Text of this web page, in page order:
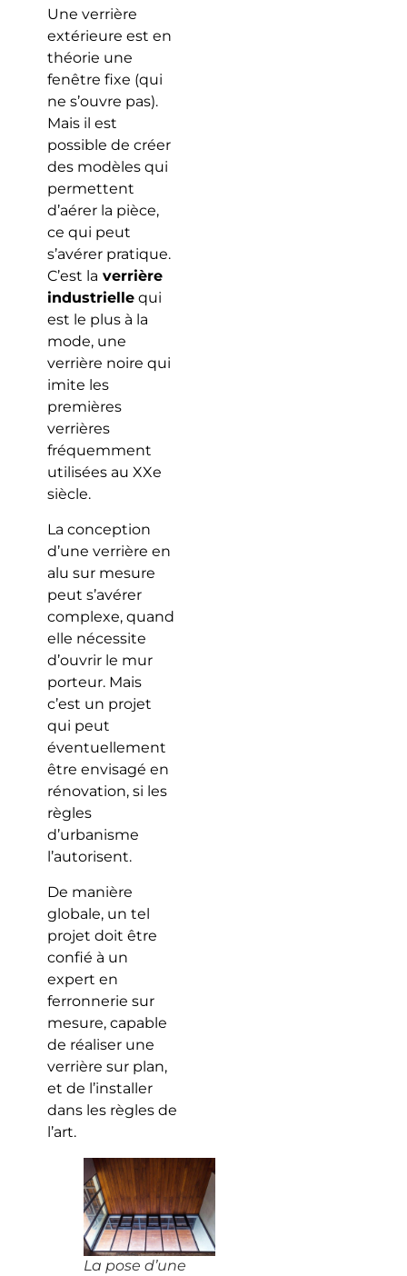
Une verrière
extérieure est en
théorie une
fenêtre fixe (qui
ne s’ouvre pas).
Mais il est
possible de créer
des modèles qui
permettent
d’aérer la pièce,
ce qui peut
s’avérer pratique.
C’est la verrière
industriellequi
est le plus à la
mode, une
verrière noire qui
imite les
premières
verrières
fréquemment
utilisées au XXe
siècle.
La conception
d’une verrière en
alu sur mesure
peut s’avérer
complexe, quand
elle nécessite
d’ouvrir le mur
porteur. Mais
c’est un projet
qui peut
éventuellement
être envisagé en
rénovation, si les
règles
d’urbanisme
l’autorisent.
De manière
globale, un tel
projet doit être
confié à un
expert en
ferronnerie sur
mesure, capable
de réaliser une
verrière sur plan,
et de l’installer
dans les règles de
l’art.
La pose d’une